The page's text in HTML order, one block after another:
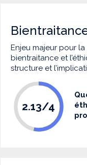
Enjeu majeur pour
bientraitance et
structure et
2.13/4